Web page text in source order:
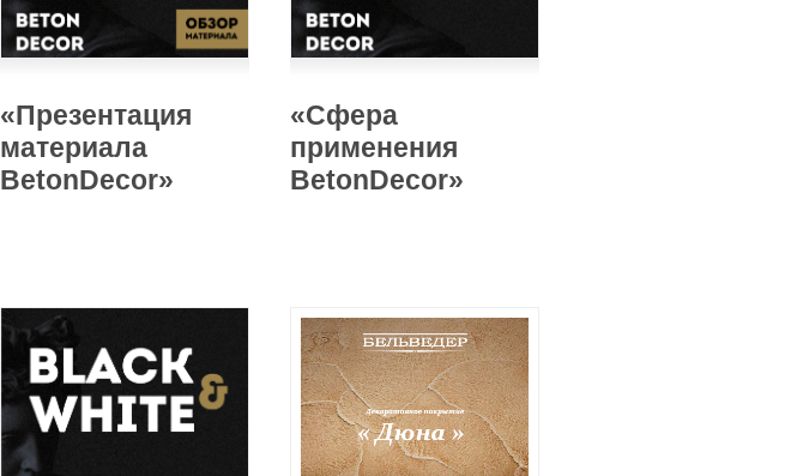
«Презентация
материала
BetonDecor»
«Сфера
применения
BetonDecor»